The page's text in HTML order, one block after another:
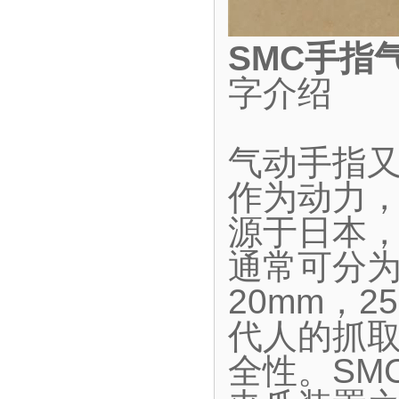
SMC手指
字介绍
气动手指
作为动力
源于日本
通常可分
20mm，
代人的抓
全性。